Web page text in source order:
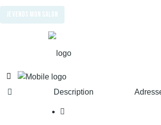
JE VENDS MON SALON
Description